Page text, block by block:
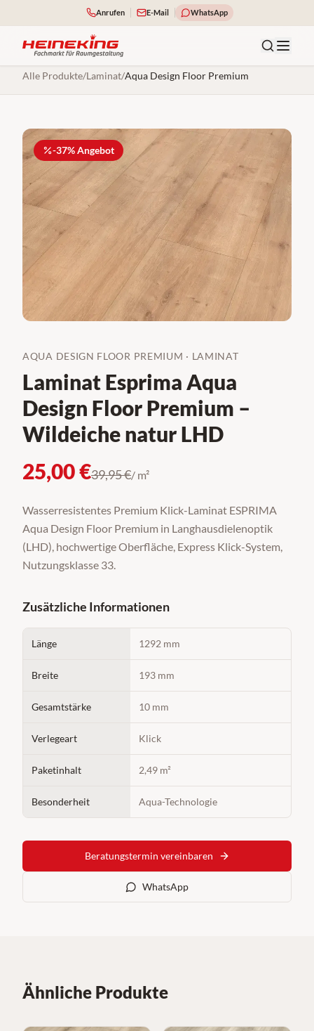
Anrufen E-Mail WhatsApp
Alle Produkte/Laminat/Aqua Design Floor Premium
-37% Angebot
AQUA DESIGN FLOOR PREMIUM · LAMINAT
Laminat Esprima Aqua
Design Floor Premium –
Wildeiche natur LHD
25,00€39,95€/ m²
Wasserresistentes Premium Klick-Laminat ESPRIMA
Aqua Design Floor Premium in Langhausdielenoptik
(LHD), hochwertige Oberfläche, Express Klick-System,
Nutzungsklasse 33.
Zusätzliche Informationen
Länge 1292 mm
Breite 193 mm
Gesamtstärke 10 mm
Verlegeart Klick
Paketinhalt 2,49 m²
Besonderheit Aqua-Technologie
Beratungstermin vereinbaren
WhatsApp
Ähnliche Produkte